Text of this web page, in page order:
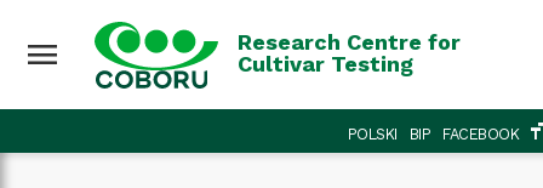
menu
Research Centre for
Cultivar Testing
POLSKI BIP FACEBOOK